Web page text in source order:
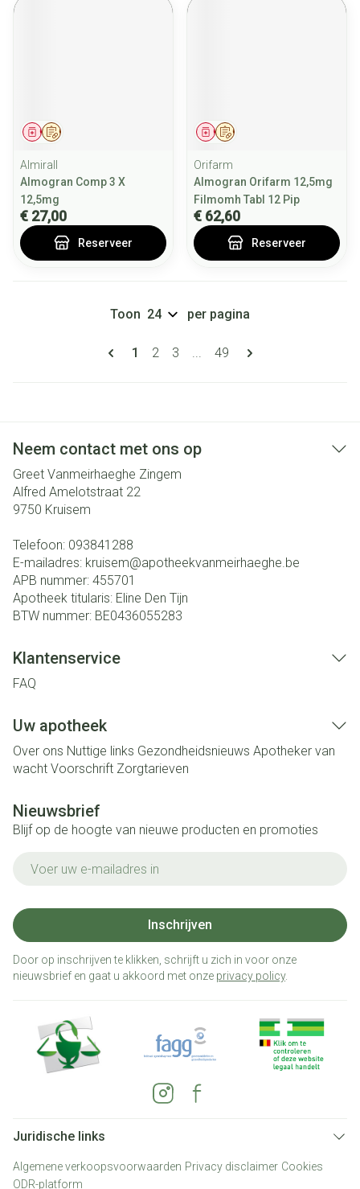
Op voorschrift
Geneesmiddel
Almirall
Almogran Comp 3 X
12,5mg
€ 27,00
Reserveer
Op voorschrift
Geneesmiddel
Orifarm
Almogran Orifarm 12,5mg
Filmomh Tabl 12 Pip
€ 62,60
Reserveer
Pagina's
U lees momenteel pagina
1 Pagina
2 Pagina
3 ... Pagina
49
Toon per pagina
Neem contact met ons op
Greet Vanmeirhaeghe Zingem
Alfred Amelotstraat 22
9750 Kruisem
Telefoon: 093841288
E-mailadres: kruisem@apotheekvanmeirhaeghe.be
APB nummer: 455701
Apotheek titularis: Eline Den Tijn
BTW nummer: BE0436055283
Klantenservice
FAQ
Uw apotheek
Over ons Nuttige links Gezondheidsnieuws Apotheker van
wacht Voorschrift Zorgtarieven
Nieuwsbrief
Blijf op de hoogte van nieuwe producten en promoties
Inschrijven
Door op inschrijven te klikken, schrijft u zich in voor onze
nieuwsbrief en gaat u akkoord met onze privacy policy.
Juridische links
Algemene verkoopsvoorwaarden Privacy disclaimer Cookies
ODR-platform